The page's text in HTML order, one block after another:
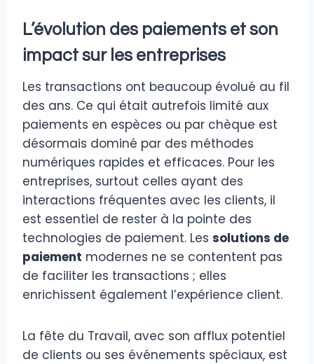
L’évolution des paiements et son
impact sur les entreprises
Les transactions ont beaucoup évolué au fil
des ans. Ce qui était autrefois limité aux
paiements en espèces ou par chèque est
désormais dominé par des méthodes
numériques rapides et efficaces. Pour les
entreprises, surtout celles ayant des
interactions fréquentes avec les clients, il
est essentiel de rester à la pointe des
technologies de paiement. Les solutions de
paiement modernes ne se contentent pas
de faciliter les transactions ; elles
enrichissent également l’expérience client.
La fête du Travail, avec son afflux potentiel
de clients ou ses événements spéciaux, est